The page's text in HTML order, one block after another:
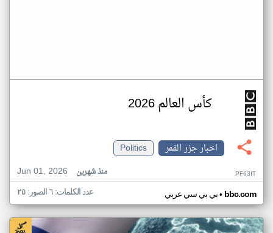
كأس العالم 2026
اخبار جزر القمر
Politics
Jun 01, 2026
منذ شهرين PF63IT
بي بي سي عربي• bbc.com عدد الكلمات: ٦ الصور: ٢٥